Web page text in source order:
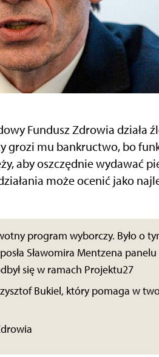
Fundusz Zdrowia działa
grozi mu bankructwo, bo
aby oszczędnie wydawać
może ocenić jako
program wyborczy. Było o
Sławomira Mentzena
się w ramach Projektu27
Bukiel, który pomaga w